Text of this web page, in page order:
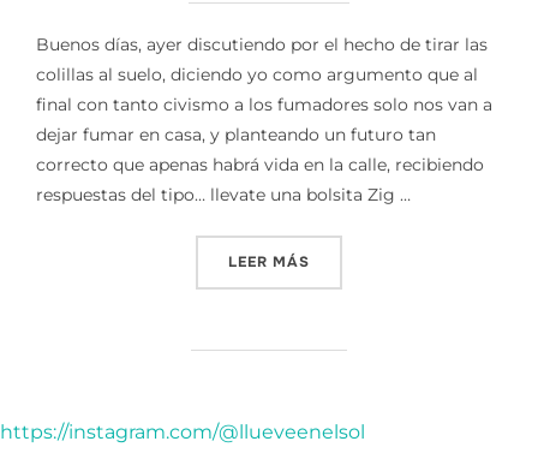
Buenos días, ayer discutiendo por el hecho de tirar las
colillas al suelo, diciendo yo como argumento que al
final con tanto civismo a los fumadores solo nos van a
dejar fumar en casa, y planteando un futuro tan
correcto que apenas habrá vida en la calle, recibiendo
respuestas del tipo… llevate una bolsita Zig …
LEER MÁS
https://instagram.com/@llueveenelsol